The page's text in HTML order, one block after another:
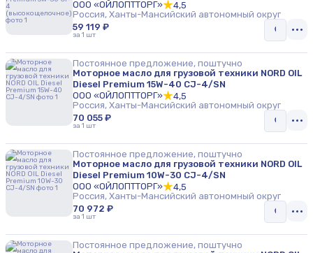
ООО «ОЙЛОПТТОРГ»
4,5
Россия, Ханты-Мансийский автономный округ
59 119 ₽
за 1 шт
Постоянное предложение, поштучно
Моторное масло для грузовой техники NORD OIL
Diesel Premium 15W-40 CJ-4/SN
ООО «ОЙЛОПТТОРГ»
4,5
Россия, Ханты-Мансийский автономный округ
70 055 ₽
за 1 шт
Постоянное предложение, поштучно
Моторное масло для грузовой техники NORD OIL
Diesel Premium 10W-30 CJ-4/SN
ООО «ОЙЛОПТТОРГ»
4,5
Россия, Ханты-Мансийский автономный округ
70 972 ₽
за 1 шт
Постоянное предложение, поштучно